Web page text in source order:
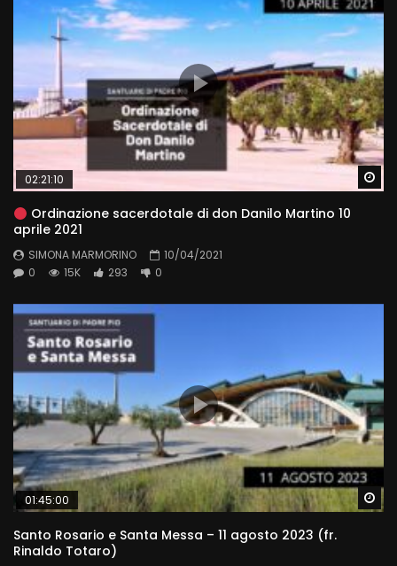
02:21:10
Ordinazione sacerdotale di don Danilo Martino 10
aprile 2021
SIMONA MARMORINO
10/04/2021
0
15K 293 0
01:45:00
Santo Rosario e Santa Messa – 11 agosto 2023 (fr.
Rinaldo Totaro)